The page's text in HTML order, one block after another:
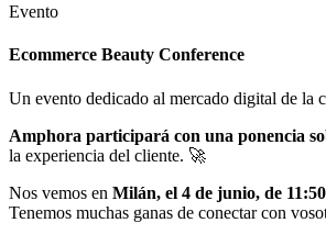
Evento
Ecommerce Beauty Conference
Un evento dedicado al mercado digital de la
Amphora participará con una ponencia
la experiencia del cliente. 🚀
Nos vemos en Milán, el 4 de junio, de
Tenemos muchas ganas de conectar con